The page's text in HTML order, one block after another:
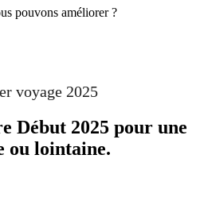
pouvons améliorer ?
voyage 2025
Début 2025 pour une
ou lointaine.